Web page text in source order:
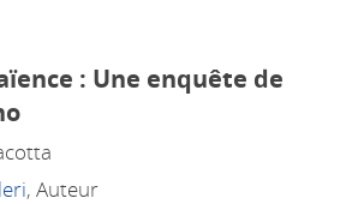
: Une enquête de
, Auteur